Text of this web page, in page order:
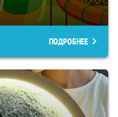
ПОДРОБНЕЕ